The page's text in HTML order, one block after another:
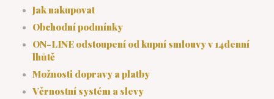
Jak nakupovat
Obchodní podmínky
ON-LINE odstoupení od kupní smlouvy v 14denní
lhůtě
Možnosti dopravy a platby
Věrnostní systém a slevy